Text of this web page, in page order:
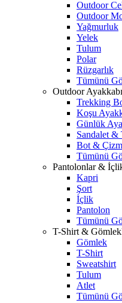
Outdoor
Outdoor
Yağmurluk
Yelek
Tulum
Polar
Rüzgarlık
Tümünü
Outdoor
Trekking
Koşu
Günlük
Sandalet &
Bot &
Tümünü
Pantolonlar &
Kapri
Şort
İçlik
Pantolon
Tümünü
T-Shirt &
Gömlek
T-Shirt
Sweatshirt
Tulum
Atlet
Tümünü